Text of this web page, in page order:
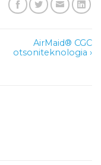
AirMaid® CGC
otsoniteknologia ›